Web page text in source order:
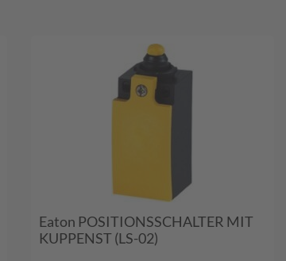
Eaton POSITIONSSCHALTER MIT
KUPPENST (LS-02)